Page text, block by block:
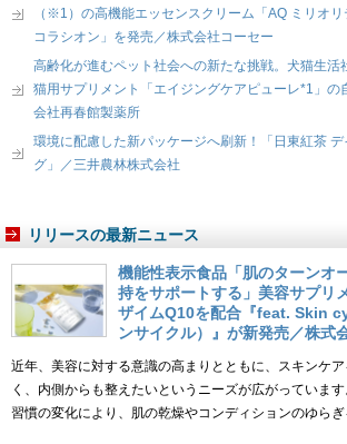
（※1）の高機能エッセンスクリーム「AQ ミリオ
コラシオン」を発売／株式会社コーセー
高齢化が進むペット社会への新たな挑戦。犬猫生活
猫用サプリメント「エイジングケアピューレ*1」の
会社再春館製薬所
環境に配慮した新パッケージへ刷新！「日東紅茶
グ」／三井農林株式会社
リリースの最新ニュース
機能性表示食品「肌のターンオ
持をサポートする」美容サプリ
ザイムQ10を配合『feat. Skin
ンサイクル）』が新発売／株式
近年、美容に対する意識の高まりとともに、スキンケ
く、内側からも整えたいというニーズが広がっていま
習慣の変化により、肌の乾燥やコンディションのゆら